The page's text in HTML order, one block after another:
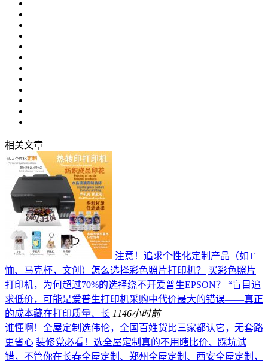
相关文章
注意！追求个性化定制产品（如T
恤、马克杯，文创）怎么选择彩色照片打印机？
买彩色照片
打印机，为何超过70%的选择绕不开爱普生EPSON？ “盲目追
求低价，可能是爱普生打印机采购中代价最大的错误——真正
的成本藏在打印质量、长 1146小时前
谁懂啊！全屋定制选伟伦，全国百姓货比三家都认它，无套路
更省心 装修党必看！选全屋定制真的不用瞎比价、踩坑试
错，不管你在长春全屋定制、郑州全屋定制、西安全屋定制，